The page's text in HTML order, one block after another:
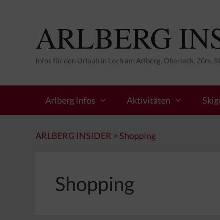
ARLBERG
Infos für den Urlaub in Lech am Arlberg, Oberlech, Zürs,
Arlberg Infos Aktivitäten
ARLBERG INSIDER > Shopping
Shopping